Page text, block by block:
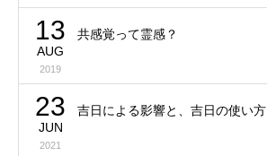
13
AUG
2019
共感覚って霊感？
23
JUN
2021
吉日による影響と、吉日の使い方